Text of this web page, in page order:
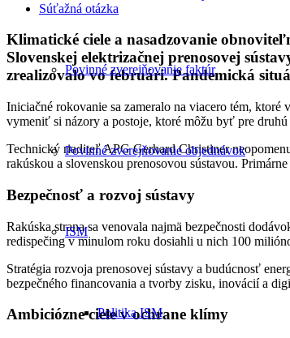
Povinné zverejňovanie faktúr
Povinné zverejňovanie objednávok
ISM
Politika ISM
Súťažná otázka
Klimatické ciele a nasadzovanie
Slovenskej elektrizačnej prenosovej
zrealizovalo vo februári. Pandemická
Iniciačné rokovanie sa zameralo na viacero tém,
vymeniť si názory a postoje, ktoré môžu byť pre
Technický riaditeľ APG Gerhard Christiner
rakúskou a slovenskou prenosovou sústavou.
Bezpečnosť a rozvoj sústavy
Rakúska strana sa venovala najmä bezpečnosti
redispečing v minulom roku dosiahli u nich 100
Stratégia rozvoja prenosovej sústavy a budúcnosť
bezpečného financovania a tvorby zisku, inovácií a
Ambiciózne ciele v ochrane klímy